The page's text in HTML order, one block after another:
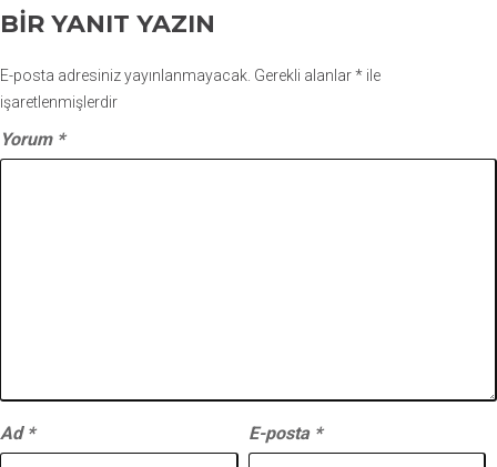
BIR YANIT YAZIN
E-posta adresiniz yayınlanmayacak. Gerekli alanlar* ile
işaretlenmişlerdir
Yorum *
Ad * E-posta *